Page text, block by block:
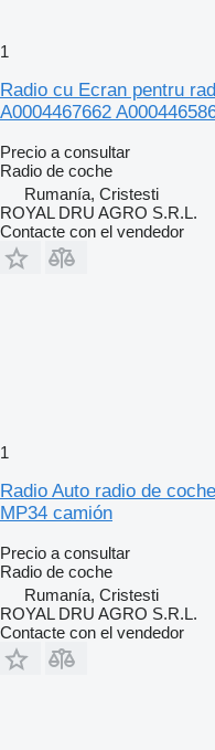
1
Radio cu Ecran pentru
A0004467662
Precio a consultar
Radio de coche
Rumanía, Cristesti
ROYAL DRU AGRO S.R.L.
Contacte con el vendedor
1
Radio Auto radio de
MP34 camión
Precio a consultar
Radio de coche
Rumanía, Cristesti
ROYAL DRU AGRO S.R.L.
Contacte con el vendedor